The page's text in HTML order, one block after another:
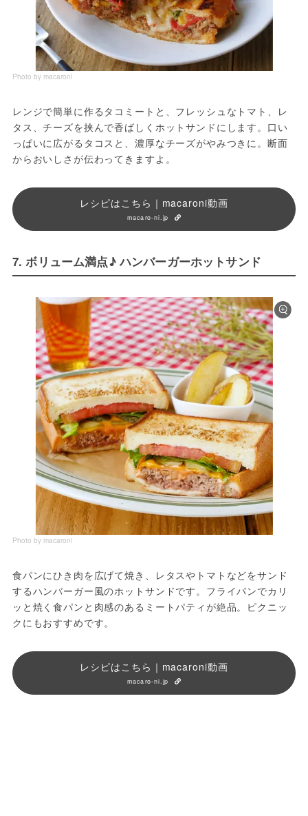
Photo by macaroni
レンジで簡単に作るタコミートと、フレッシュなトマト、レ
タス、チーズを挟んで香ばしくホットサンドにします。口い
っぱいに広がるタコスと、濃厚なチーズがやみつきに。断面
からおいしさが伝わってきますよ。
レシピはこちら｜macaroni動画
macaro-ni.jp
7. ボリューム満点♪ ハンバーガーホットサンド
Photo by macaroni
食パンにひき肉を広げて焼き、レタスやトマトなどをサンド
するハンバーガー風のホットサンドです。フライパンでカリ
ッと焼く食パンと肉感のあるミートパティが絶品。ピクニッ
クにもおすすめです。
レシピはこちら｜macaroni動画
macaro-ni.jp